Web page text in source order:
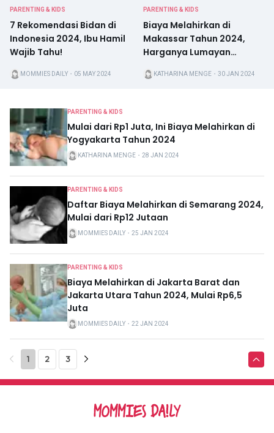
PARENTING & KIDS
7 Rekomendasi Bidan di
Indonesia 2024, Ibu Hamil
Wajib Tahu!
MOMMIES DAILY ・ 05 MAY 2024
PARENTING & KIDS
Biaya Melahirkan di
Makassar Tahun 2024,
Harganya Lumayan
KATHARINA MENGE ・ 30 JAN 2024
PARENTING & KIDS
Mulai dari Rp1 Juta, Ini Biaya Melahirkan di
Yogyakarta Tahun 2024
KATHARINA MENGE ・ 28 JAN 2024
PARENTING & KIDS
Daftar Biaya Melahirkan di Semarang 2024,
Mulai dari Rp12 Jutaan
MOMMIES DAILY ・ 25 JAN 2024
PARENTING & KIDS
Biaya Melahirkan di Jakarta Barat dan
Jakarta Utara Tahun 2024, Mulai Rp6,5
Juta
MOMMIES DAILY ・ 22 JAN 2024
1 2 3